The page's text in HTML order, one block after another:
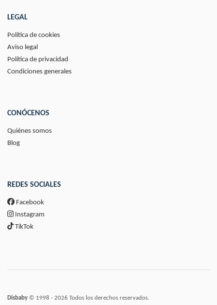
LEGAL
Política de cookies
Aviso legal
Política de privacidad
Condiciones generales
CONÓCENOS
Quiénes somos
Blog
REDES SOCIALES
Facebook
Instagram
TikTok
Disbaby © 1998 - 2026 Todos los derechos reservados.